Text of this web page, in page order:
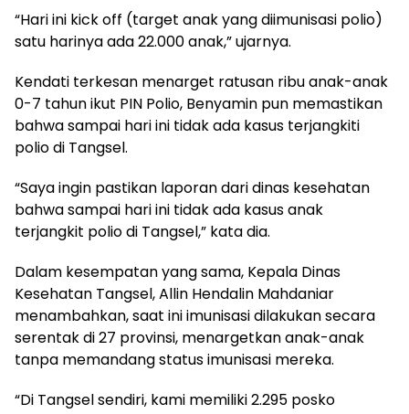
“Hari ini kick off (target anak yang diimunisasi polio)
satu harinya ada 22.000 anak,” ujarnya.
Kendati terkesan menarget ratusan ribu anak-anak
0-7 tahun ikut PIN Polio, Benyamin pun memastikan
bahwa sampai hari ini tidak ada kasus terjangkiti
polio di Tangsel.
“Saya ingin pastikan laporan dari dinas kesehatan
bahwa sampai hari ini tidak ada kasus anak
terjangkit polio di Tangsel,” kata dia.
Dalam kesempatan yang sama, Kepala Dinas
Kesehatan Tangsel, Allin Hendalin Mahdaniar
menambahkan, saat ini imunisasi dilakukan secara
serentak di 27 provinsi, menargetkan anak-anak
tanpa memandang status imunisasi mereka.
“Di Tangsel sendiri, kami memiliki 2.295 posko